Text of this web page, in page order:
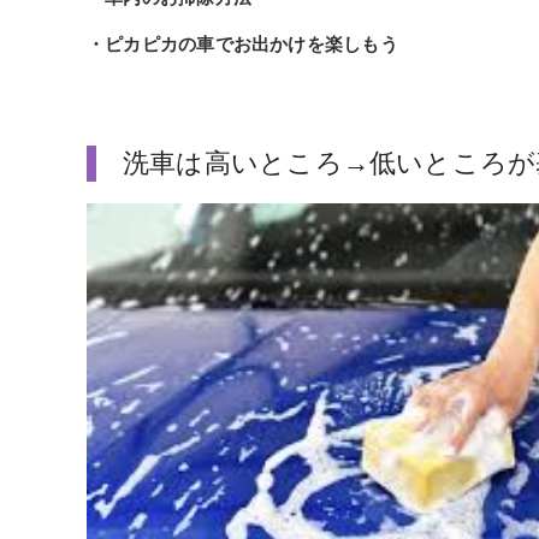
・ピカピカの車でお出かけを楽しもう
洗車は高いところ→低いところが